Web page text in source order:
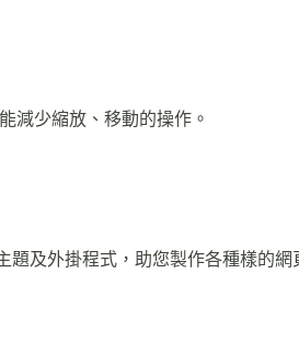
減少縮放、移動的操作。
題及外掛程式，助您製作各種樣的網